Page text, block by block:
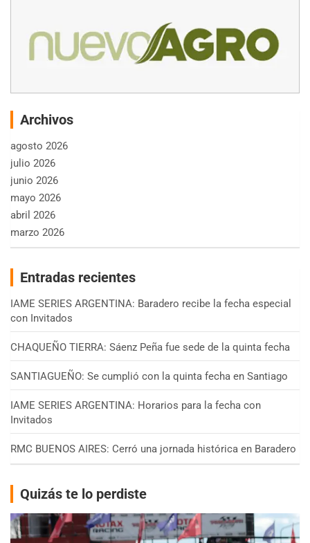
Archivos
agosto 2026
julio 2026
junio 2026
mayo 2026
abril 2026
marzo 2026
Entradas recientes
IAME SERIES ARGENTINA: Baradero recibe la fecha especial
con Invitados
CHAQUEÑO TIERRA: Sáenz Peña fue sede de la quinta fecha
SANTIAGUEÑO: Se cumplió con la quinta fecha en Santiago
IAME SERIES ARGENTINA: Horarios para la fecha con
Invitados
RMC BUENOS AIRES: Cerró una jornada histórica en Baradero
Quizás te lo perdiste